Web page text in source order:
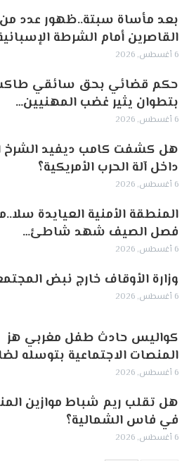
بعد مأساة سبتة..ظهور عدد من
القاصرين أمام الشرطة
6 أغسطس, 2026
حكم قضائي بحق سائقي
بتطوان يثير غضب المهنيين…
6 أغسطس, 2026
هل كشفت كامب ديفيد الشرخ
داخل آلة الحرب الأمريكية؟
6 أغسطس, 2026
‏المنطقة الأمنية العيايدة
فصل الصيف شهد شاطئ…
6 أغسطس, 2026
وزارة الأوقاف خارج نبض
6 أغسطس, 2026
كواليس حادث طفل مغربي هز
المنصات الاجتماعية بتوسله
6 أغسطس, 2026
هل تقلب ريم شباط موازين
في فاس الشمالية؟
6 أغسطس, 2026